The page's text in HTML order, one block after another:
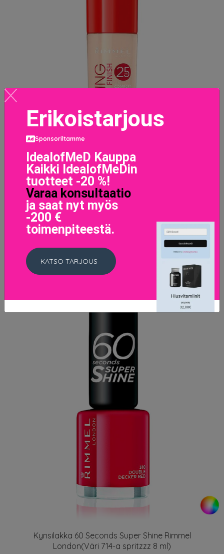
Nestemäinen meikin pohjustusaine Lasting Finish
Rimmel London(Väri 300 - sand 30 ml)
LISÄTIETOJA
Kynsilakka 60 Seconds Super Shine Rimmel
London(Väri 714-a spritzzz 8 ml)
Erikoistarjous
Sponsoriltamme
IdealofMeD Kauppa
Kaikki IdealofMeDin
tuotteet -20 %!
Varaa konsultaatio
ja saat nyt myös
-200 €
toimenpiteestä.
KATSO TARJOUS